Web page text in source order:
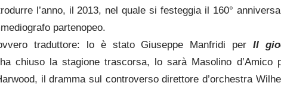
l’anno, il 2013, nel quale si festeggia il 160°
partenopeo.
traduttore: lo è stato Giuseppe Manfridi per Il
chiuso la stagione trascorsa, lo sarà Masolino d’Amico
il dramma sul controverso direttore d’orchestra